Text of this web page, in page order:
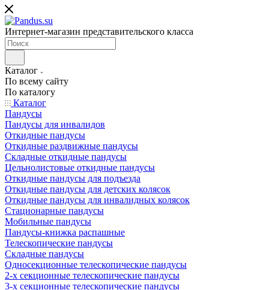
Интернет-магазин представительского класса
Каталог
По всему сайту
По каталогу
Каталог
Пандусы
Пандусы для инвалидов
Откидные пандусы
Откидные раздвижные пандусы
Складные откидные пандусы
Цельнолистовые откидные пандусы
Откидные пандусы для подъезда
Откидные пандусы для детских колясок
Откидные пандусы для инвалидных колясок
Стационарные пандусы
Мобильные пандусы
Пандусы-книжка распашные
Телескопические пандусы
Складные пандусы
Односекционные телескопические пандусы
2-х секционные телескопические пандусы
3-х секционные телескопические пандусы